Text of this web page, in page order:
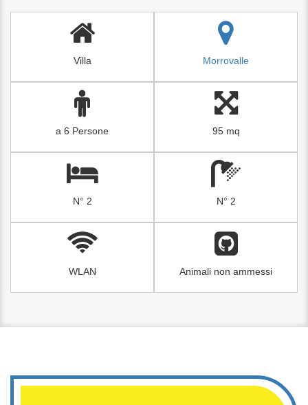
Villa Morrovalle
a 6 Persone 95 mq
N° 2 N° 2
WLAN Animali non ammessi